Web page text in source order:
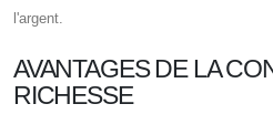
l'argent.
AVANTAGES DE LA
RICHESSE